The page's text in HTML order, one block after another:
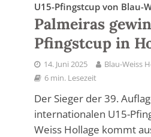
U15-Pfingstcup von Blau-
Palmeiras
Pfingstcup in
14. Juni 2025
Blau-Weiss
6 min. Lesezeit
Der Sieger der 39.
internationalen U15-
Weiss Hollage kommt